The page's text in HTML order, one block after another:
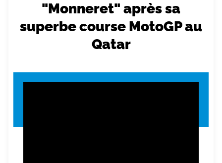
"Monneret" après sa
superbe course MotoGP au
Qatar